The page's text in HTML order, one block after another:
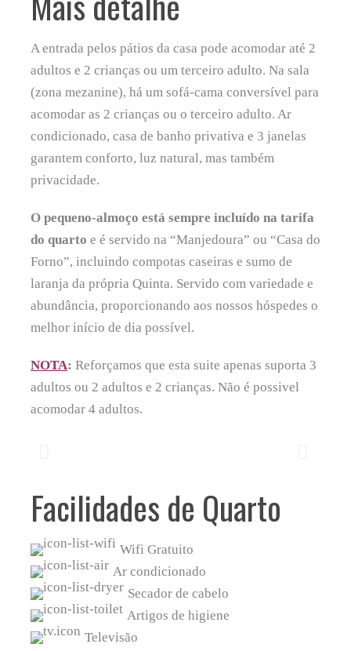
A entrada pelos pátios da casa pode acomodar até 2
adultos e 2 crianças ou um terceiro adulto. Na sala
(zona mezanine), há um sofá-cama conversível para
acomodar as 2 crianças ou o terceiro adulto. Ar
condicionado, casa de banho privativa e 3 janelas
garantem conforto, luz natural, mas também
privacidade.
O pequeno-almoço está sempre incluído na tarifa
do quarto e é servido na “Manjedoura” ou “Casa do
Forno”, incluindo compotas caseiras e sumo de
laranja da própria Quinta. Servido com variedade e
abundância, proporcionando aos nossos hóspedes o
melhor início de dia possível.
NOTA: Reforçamos que esta suite apenas suporta 3
adultos ou 2 adultos e 2 crianças. Não é possivel
acomodar 4 adultos.
Facilidades de Quarto
Wifi Gratuito
Ar condicionado
Secador de cabelo
Artigos de higiene
Televisão